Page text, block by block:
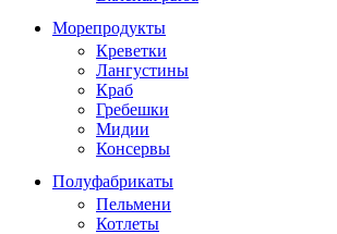
Морепродукты
Креветки
Лангустины
Краб
Гребешки
Мидии
Консервы
Полуфабрикаты
Пельмени
Котлеты